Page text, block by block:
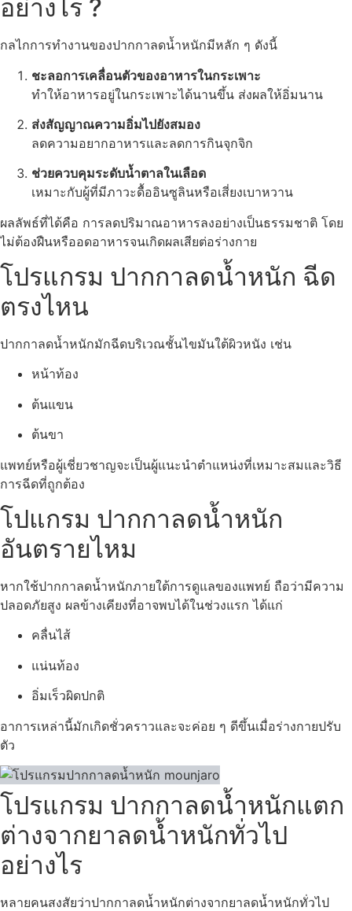
อย่างไร ?
กลไกการทำงานของปากกาลดน้ำหนักมีหลัก ๆ ดังนี้
ชะลอการเคลื่อนตัวของอาหารในกระเพาะ
ทำให้อาหารอยู่ในกระเพาะได้นานขึ้น ส่งผลให้อิ่มนาน
ส่งสัญญาณความอิ่มไปยังสมอง
ลดความอยากอาหารและลดการกินจุกจิก
ช่วยควบคุมระดับน้ำตาลในเลือด
เหมาะกับผู้ที่มีภาวะดื้ออินซูลินหรือเสี่ยงเบาหวาน
ผลลัพธ์ที่ได้คือ การลดปริมาณอาหารลงอย่างเป็นธรรมชาติ โดย
ไม่ต้องฝืนหรืออดอาหารจนเกิดผลเสียต่อร่างกาย
โปรแกรม ปากกาลดน้ำหนัก ฉีด
ตรงไหน
ปากกาลดน้ำหนักมักฉีดบริเวณชั้นไขมันใต้ผิวหนัง เช่น
หน้าท้อง
ต้นแขน
ต้นขา
แพทย์หรือผู้เชี่ยวชาญจะเป็นผู้แนะนำตำแหน่งที่เหมาะสมและวิธี
การฉีดที่ถูกต้อง
โปแกรม ปากกาลดน้ำหนัก
อันตรายไหม
หากใช้ปากกาลดน้ำหนักภายใต้การดูแลของแพทย์ ถือว่ามีความ
ปลอดภัยสูง ผลข้างเคียงที่อาจพบได้ในช่วงแรก ได้แก่
คลื่นไส้
แน่นท้อง
อิ่มเร็วผิดปกติ
อาการเหล่านี้มักเกิดชั่วคราวและจะค่อย ๆ ดีขึ้นเมื่อร่างกายปรับ
ตัว
โปรแกรม ปากกาลดน้ำหนักแตก
ต่างจากยาลดน้ำหนักทั่วไป
อย่างไร
หลายคนสงสัยว่าปากกาลดน้ำหนักต่างจากยาลดน้ำหนักทั่วไป